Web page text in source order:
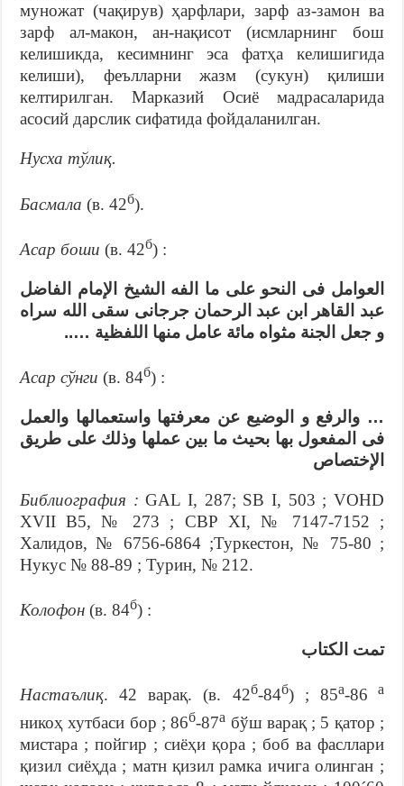
муножат (чақирув) ҳарфлари, зарф аз-замон ва
зарф ал-макон, ан-нақисот (исмларнинг бош
келишикда, кесимнинг эса фатҳа келишигида
келиши), феълларни жазм (сукун) қилиши
келтирилган. Марказий Осиё мадрасаларида
асосий дарслик сифатида фойдаланилган.
Нусха тўлиқ.
Басмала (в. 42б).
Асар боши (в. 42б) :
العوامل فى النحو على ما الفه الشيخ الإمام الفاضل
عبد القاهر ابن عبد الرحمان جرجانى سقى الله سراه
و جعل الجنة مثواه مائة عامل منها اللفظية …..
Асар сўнги (в. 84б) :
… والرفع و الوضيع عن معرفتها واستعمالها والعمل
فى المفعول بها بحيث ما بين عملها وذلك على طريق
الإختصاص
Библиография : GAL I, 287; SB I, 503 ; VOHD
XVII В5, № 273 ; СВР ХI, № 7147-7152 ;
Халидов, № 6756-6864 ;Туркестон, № 75-80 ;
Нукус № 88-89 ; Турин, № 212.
Колофон (в. 84б) :
تمت الكتاب
Настаълиқ. 42 варақ. (в. 42б-84б) ; 85а-86 а
никоҳ хутбаси бор ; 86б-87а бўш варақ ; 5 қатор ;
мистара ; пойгир ; сиёҳи қора ; боб ва фасллари
қизил сиёҳда ; матн қизил рамка ичига олинган ;